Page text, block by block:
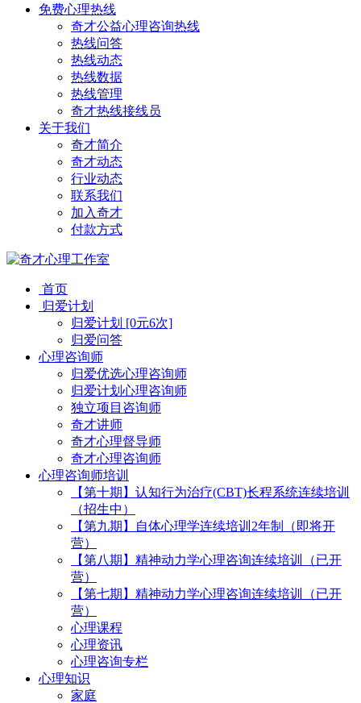
免费心理热线
奇才公益心理咨询热线
热线问答
热线动态
热线数据
热线管理
奇才热线接线员
关于我们
奇才简介
奇才动态
行业动态
联系我们
加入奇才
付款方式
首页
归爱计划
归爱计划 [0元6次]
归爱问答
心理咨询师
归爱优选心理咨询师
归爱计划心理咨询师
独立项目咨询师
奇才讲师
奇才心理督导师
奇才心理咨询师
心理咨询师培训
【第十期】认知行为治疗(CBT)长程系统连续培训
（招生中）
【第九期】自体心理学连续培训2年制（即将开
营）
【第八期】精神动力学心理咨询连续培训（已开
营）
【第七期】精神动力学心理咨询连续培训（已开
营）
心理课程
心理资讯
心理咨询专栏
心理知识
家庭